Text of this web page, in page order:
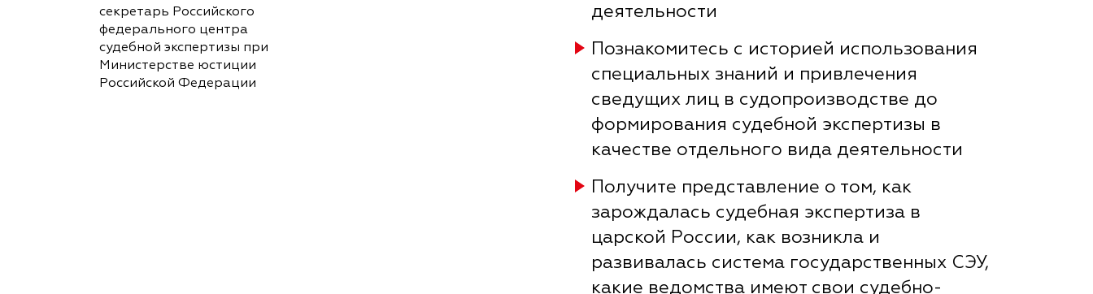
секретарь Российского
федерального центра
судебной экспертизы при
Министерстве юстиции
Российской Федерации
деятельности
Познакомитесь с историей использования
специальных знаний и привлечения
сведущих лиц в судопроизводстве до
формирования судебной экспертизы в
качестве отдельного вида деятельности
Получите представление о том, как
зарождалась судебная экспертиза в
царской России, как возникла и
развивалась система государственных СЭУ,
какие ведомства имеют свои судебно-